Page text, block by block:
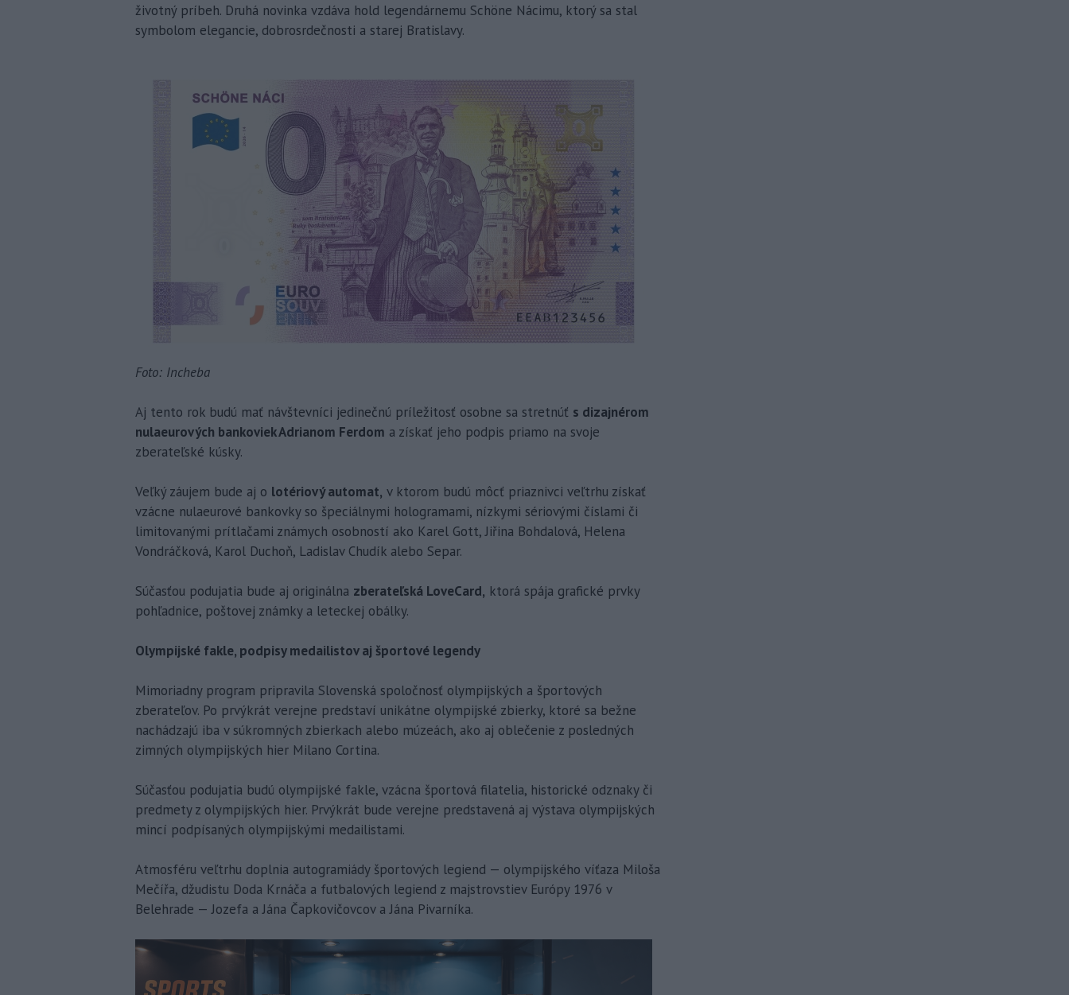
životný príbeh. Druhá novinka vzdáva hold legendárnemu Schöne Nácimu, ktorý sa stal
symbolom elegancie, dobrosrdečnosti a starej Bratislavy.
Foto: Incheba
Aj tento rok budú mať návštevníci jedinečnú príležitosť osobne sa stretnúť s dizajnérom
nulaeurových bankoviek Adrianom Ferdom a získať jeho podpis priamo na svoje
zberateľské kúsky.
Veľký záujem bude aj o lotériový automat, v ktorom budú môcť priaznivci veľtrhu získať
vzácne nulaeurové bankovky so špeciálnymi hologramami, nízkymi sériovými číslami či
limitovanými prítlačami známych osobností ako Karel Gott, Jiřina Bohdalová, Helena
Vondráčková, Karol Duchoň, Ladislav Chudík alebo Separ.
Súčasťou podujatia bude aj originálna zberateľská LoveCard, ktorá spája grafické prvky
pohľadnice, poštovej známky a leteckej obálky.
Olympijské fakle, podpisy medailistov aj športové legendy
Mimoriadny program pripravila Slovenská spoločnosť olympijských a športových
zberateľov. Po prvýkrát verejne predstaví unikátne olympijské zbierky, ktoré sa bežne
nachádzajú iba v súkromných zbierkach alebo múzeách, ako aj oblečenie z posledných
zimných olympijských hier Milano Cortina.
Súčasťou podujatia budú olympijské fakle, vzácna športová filatelia, historické odznaky či
predmety z olympijských hier. Prvýkrát bude verejne predstavená aj výstava olympijských
mincí podpísaných olympijskými medailistami.
Atmosféru veľtrhu doplnia autogramiády športových legiend — olympijského víťaza Miloša
Mečířa, džudistu Doda Krnáča a futbalových legiend z majstrovstiev Európy 1976 v
Belehrade — Jozefa a Jána Čapkovičovcov a Jána Pivarníka.